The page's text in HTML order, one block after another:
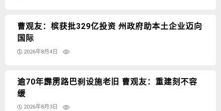
曹观友：槟获批329亿投资 州政府助本土企业迈向
国际
2026年8月4日
逾70年霹雳路巴刹设施老旧 曹观友：重建刻不容
缓
2026年8月3日